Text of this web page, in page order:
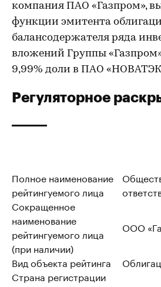
компания ПАО «Газпром»,
функции эмитента
балансодержателя ряда
вложений Группы
9,99% доли в ПАО
Регуляторное
Полное наименование
рейтингуемого лица
Сокращенное
наименование
рейтингуемого лица
(при наличии)
ООО
Вид объекта рейтинга
Страна регистрации